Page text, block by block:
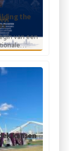
the
van een
in
kansen